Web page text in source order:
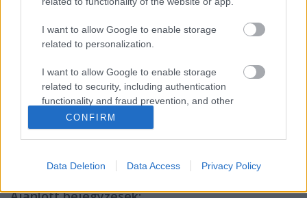
I want to allow Google to enable storage
related to personalization.
I want to allow Google to enable storage
related to security, including authentication
functionality and fraud prevention, and other
user protection.
CONFIRM
Data Deletion Data Access Privacy Policy
belefér... De egyelőre most "Völgyönkívüliek" lettünk,
úgyhogy elmegyünk haza.
Szöveg és fotók:Rick Zsófi